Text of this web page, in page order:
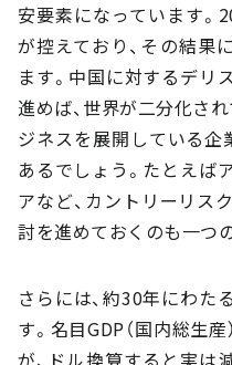
安要素になっています。
が控えており、その結果
ます。中国に対するデリ
進めば、世界が二分化さ
ジネスを展開している企
あるでしょう。たとえば
アなど、カントリーリス
討を進めておくのも一つ
さらには、約30年にわた
す。名目GDP（国内総生